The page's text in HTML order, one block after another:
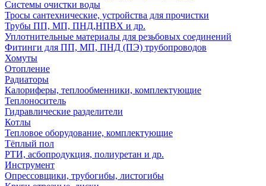
Системы очистки воды
Тросы сантехнические, устройства для прочистки
Трубы ПП, МП, ПНД,НПВХ и др.
Уплотнительные материалы для резьбовых соединений
Фитинги для ПП, МП, ПНД (ПЭ) трубопроводов
Хомуты
Отопление
Радиаторы
Калориферы, теплообменники, комплектующие
Теплоноситель
Гидравлические разделители
Котлы
Тепловое оборудование, комплектующие
Тёплый пол
РТИ, асбопродукция, полиуретан и др.
Инструмент
Опрессовщики, трубогибы, листогибы